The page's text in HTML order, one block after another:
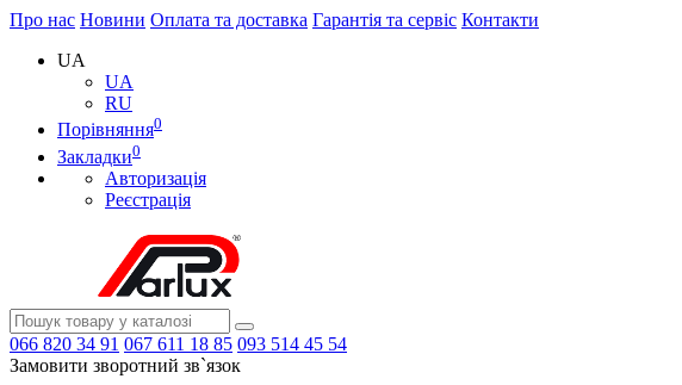
Про нас Новини Оплата та доставка Гарантія та сервіс Контакти
UA
UA
RU
Порівняння0
Закладки0
Авторизація
Реєстрація
066 820 34 91 067 611 18 85 093 514 45 54
Замовити зворотний зв`язок